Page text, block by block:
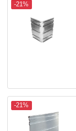
-21%
-21%